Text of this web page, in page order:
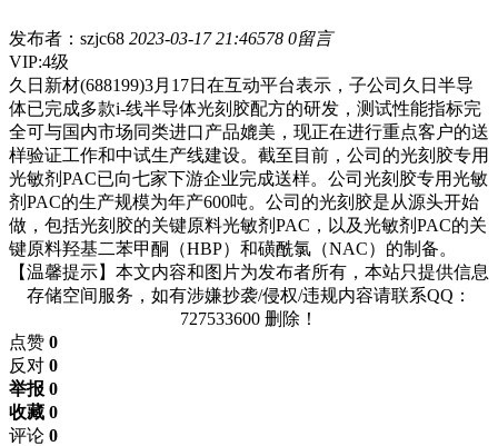
发布者：szjc68 2023-03-17 21:46578 0留言
VIP:4级
久日新材(688199)3月17日在互动平台表示，子公司久日半导
体已完成多款i-线半导体光刻胶配方的研发，测试性能指标完
全可与国内市场同类进口产品媲美，现正在进行重点客户的送
样验证工作和中试生产线建设。截至目前，公司的光刻胶专用
光敏剂PAC已向七家下游企业完成送样。公司光刻胶专用光敏
剂PAC的生产规模为年产600吨。公司的光刻胶是从源头开始
做，包括光刻胶的关键原料光敏剂PAC，以及光敏剂PAC的关
键原料羟基二苯甲酮（HBP）和磺酰氯（NAC）的制备。
【温馨提示】本文内容和图片为发布者所有，本站只提供信息
存储空间服务，如有涉嫌抄袭/侵权/违规内容请联系QQ：
727533600 删除！
点赞 0
反对 0
举报 0
收藏 0
评论 0